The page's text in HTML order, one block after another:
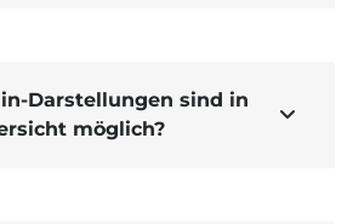
Darstellungen sind in
möglich?
